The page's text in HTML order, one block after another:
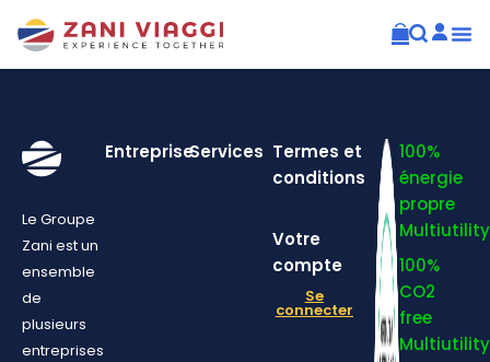
Le Groupe
Zani est un
ensemble
de
plusieurs
entreprises
EntrepriseServices Termes et
conditions
Votre
compte
Se
connecter
100%
énergie
propre
Multiutility
100%
CO2
free
Multiutility